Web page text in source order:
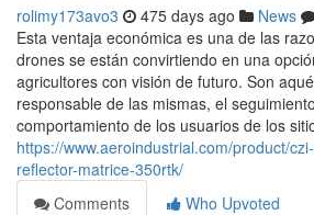
rolimy173avo3 475 days ago News
Esta ventaja económica es una de las
drones se están convirtiendo en una
agricultores con visión de futuro. Son
responsable de las mismas, el
comportamiento de los usuarios de los
https://www.aeroindustrial.com/product/
reflector-matrice-350rtk/
Comments
Who Upvoted